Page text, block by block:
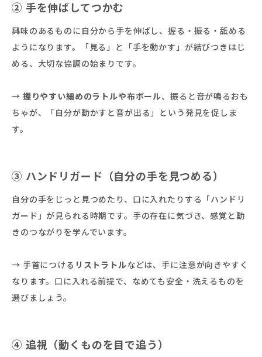
② 手を伸ばしてつかむ
興味のあるものに自分から手を伸ばし、握る・振る・舐める
ようになります。「見る」と「手を動かす」が結びつきはじ
める、大切な協調の始まりです。
→ 握りやすい細めのラトルや布ボール、振ると音が鳴るおも
ちゃが、「自分が動かすと音が出る」という発見を促しま
す。
③ ハンドリガード（自分の手を見つめる）
自分の手をじっと見つめたり、口に入れたりする「ハンドリ
ガード」が見られる時期です。手の存在に気づき、感覚と動
きのつながりを学んでいます。
→ 手首につける リストラトルなどは、手に注意が向きやすく
なります。口に入れる前提で、なめても安全・洗えるものを
選びましょう。
④ 追視（動くものを目で追う）